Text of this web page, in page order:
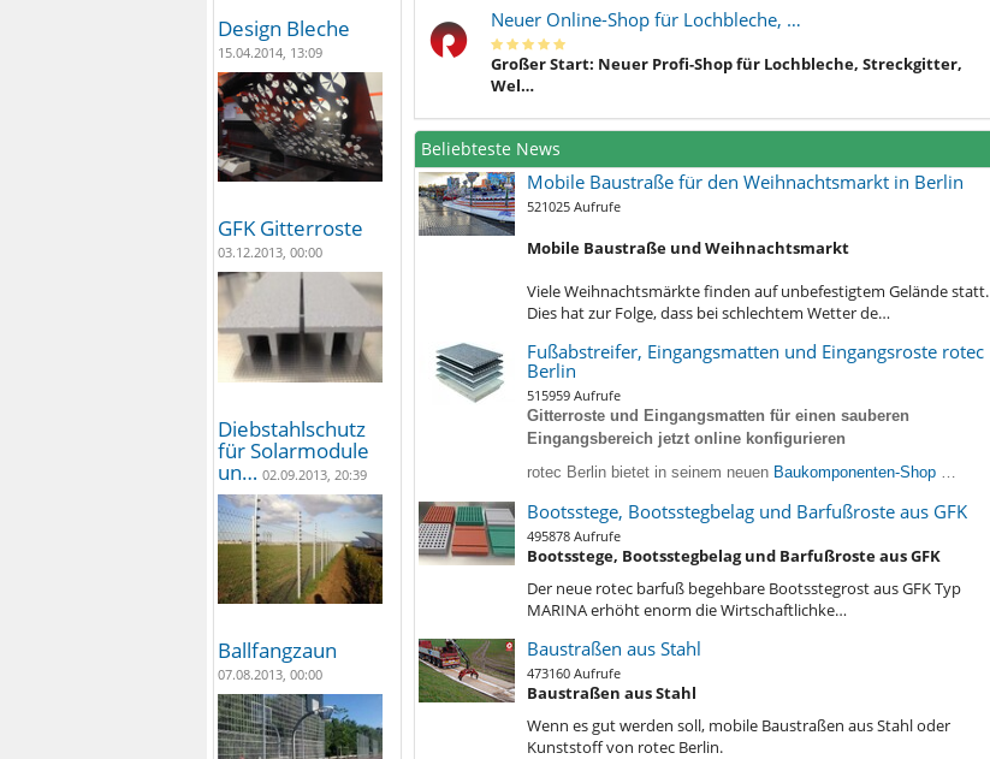
Design Bleche
15.04.2014, 13:09
GFK Gitterroste
03.12.2013, 00:00
Diebstahlschutz
für Solarmodule
un… 02.09.2013, 20:39
Ballfangzaun
07.08.2013, 00:00
Neuer Online-Shop für Lochbleche, …
Großer Start: Neuer Profi-Shop für Lochbleche, Streckgitter,
Wel…
Beliebteste News
Mobile Baustraße für den Weihnachtsmarkt in Berlin
521025 Aufrufe
Mobile Baustraße und Weihnachtsmarkt
Viele Weihnachtsmärkte finden auf unbefestigtem Gelände statt.
Dies hat zur Folge, dass bei schlechtem Wetter de…
Fußabstreifer, Eingangsmatten und Eingangsroste rotec
Berlin
515959 Aufrufe
Gitterroste und Eingangsmatten für einen sauberen
Eingangsbereich jetzt online konfigurieren
rotec Berlin bietet in seinem neuen Baukomponenten-Shop…
Bootsstege, Bootsstegbelag und Barfußroste aus GFK
495878 Aufrufe
Bootsstege, Bootsstegbelag und Barfußroste aus GFK
Der neue rotec barfuß begehbare Bootsstegrost aus GFK Typ
MARINA erhöht enorm die Wirtschaftlichke…
Baustraßen aus Stahl
473160 Aufrufe
Baustraßen aus Stahl
Wenn es gut werden soll, mobile Baustraßen aus Stahl oder
Kunststoff von rotec Berlin.